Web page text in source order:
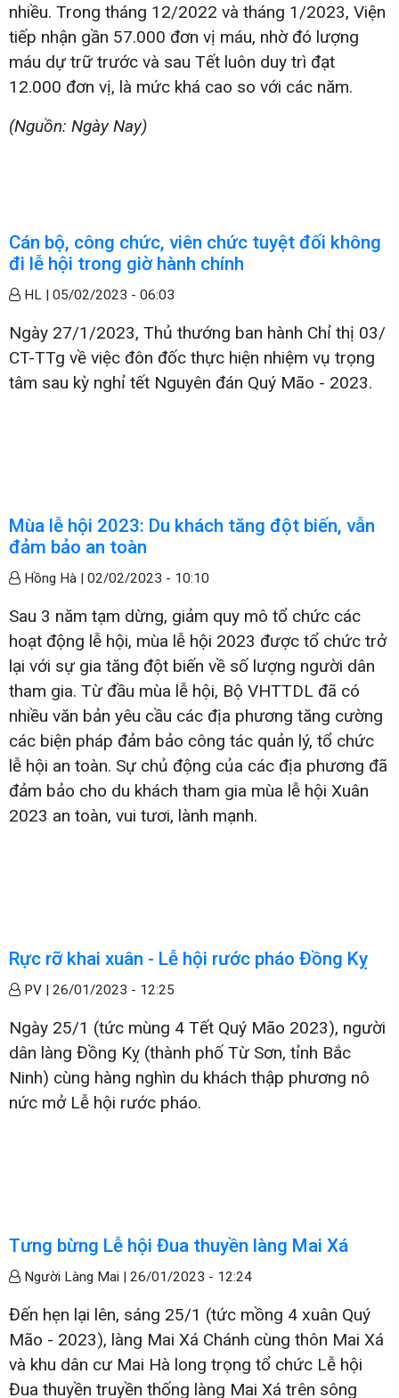
nhiều. Trong tháng 12/2022 và tháng 1/2023, Viện
tiếp nhận gần 57.000 đơn vị máu, nhờ đó lượng
máu dự trữ trước và sau Tết luôn duy trì đạt
12.000 đơn vị, là mức khá cao so với các năm.
(Nguồn: Ngày Nay)
Cán bộ, công chức, viên chức tuyệt đối không
đi lễ hội trong giờ hành chính
HL | 05/02/2023 - 06:03
Ngày 27/1/2023, Thủ thướng ban hành Chỉ thị 03/
CT-TTg về việc đôn đốc thực hiện nhiệm vụ trọng
tâm sau kỳ nghỉ tết Nguyên đán Quý Mão - 2023.
Mùa lễ hội 2023: Du khách tăng đột biến, vẫn
đảm bảo an toàn
Hồng Hà | 02/02/2023 - 10:10
Sau 3 năm tạm dừng, giảm quy mô tổ chức các
hoạt động lễ hội, mùa lễ hội 2023 được tổ chức trở
lại với sự gia tăng đột biến về số lượng người dân
tham gia. Từ đầu mùa lễ hội, Bộ VHTTDL đã có
nhiều văn bản yêu cầu các địa phương tăng cường
các biện pháp đảm bảo công tác quản lý, tổ chức
lễ hội an toàn. Sự chủ động của các địa phương đã
đảm bảo cho du khách tham gia mùa lễ hội Xuân
2023 an toàn, vui tươi, lành mạnh.
Rực rỡ khai xuân - Lễ hội rước pháo Đồng Kỵ
PV | 26/01/2023 - 12:25
Ngày 25/1 (tức mùng 4 Tết Quý Mão 2023), người
dân làng Đồng Kỵ (thành phố Từ Sơn, tỉnh Bắc
Ninh) cùng hàng nghìn du khách thập phương nô
nức mở Lễ hội rước pháo.
Tưng bừng Lễ hội Đua thuyền làng Mai Xá
Người Làng Mai | 26/01/2023 - 12:24
Đến hẹn lại lên, sáng 25/1 (tức mồng 4 xuân Quý
Mão - 2023), làng Mai Xá Chánh cùng thôn Mai Xá
và khu dân cư Mai Hà long trọng tổ chức Lễ hội
Đua thuyền truyền thống làng Mai Xá trên sông